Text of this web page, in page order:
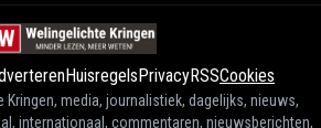
HuisregelsPrivacyRSSCookies
Kringen, media, journalistiek, dagelijks, nieuws,
internationaal, commentaren, nieuwsberichten,